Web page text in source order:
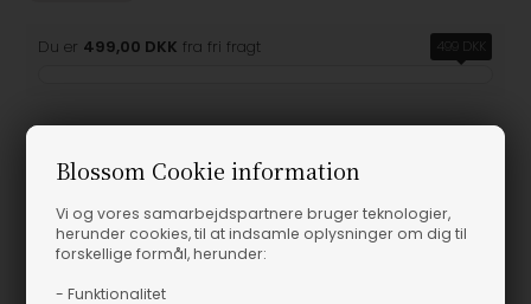
Blossom Cookie information
Vi og vores samarbejdspartnere bruger teknologier,
herunder cookies, til at indsamle oplysninger om dig til
forskellige formål, herunder:
- Funktionalitet
Du er 499,00 DKK fra fri fragt 499 DKK
Produktinformation
Varenummer